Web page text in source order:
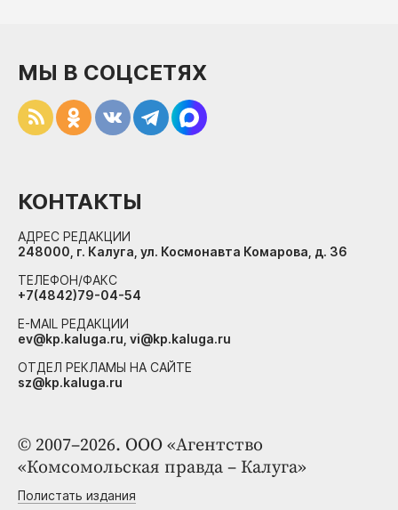
© 2007–2026. ООО «Агентство
«Комсомольская правда – Калуга»
Полистать издания
МЫ В СОЦСЕТЯХ
КОНТАКТЫ
АДРЕС РЕДАКЦИИ
248000, г. Калуга, ул. Космонавта Комарова, д. 36
ТЕЛЕФОН/ФАКС
+7(4842)79-04-54
E-MAIL РЕДАКЦИИ
ev@kp.kaluga.ru, vi@kp.kaluga.ru
ОТДЕЛ РЕКЛАМЫ НА САЙТЕ
sz@kp.kaluga.ru